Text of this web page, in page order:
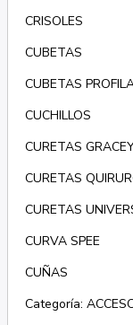
CRISOLES
CUBETAS
CUBETAS
CUCHILLOS
CURETAS
CURETAS
CURETAS
CURVA SPEE
CUÑAS
Categoría: